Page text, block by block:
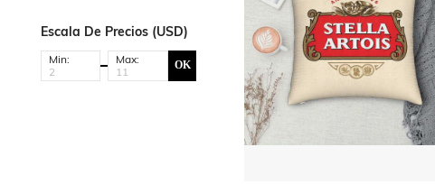
Escala De Precios (USD)
Min: Max: OK